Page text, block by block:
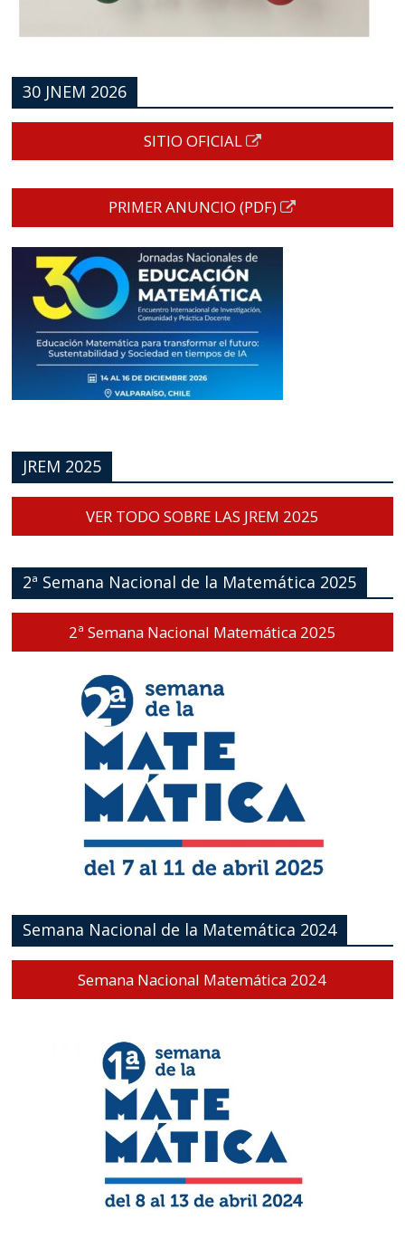
30 JNEM 2026
SITIO OFICIAL
PRIMER ANUNCIO (PDF)
JREM 2025
VER TODO SOBRE LAS JREM 2025
2ª Semana Nacional de la Matemática 2025
2ª Semana Nacional Matemática 2025
Semana Nacional de la Matemática 2024
Semana Nacional Matemática 2024